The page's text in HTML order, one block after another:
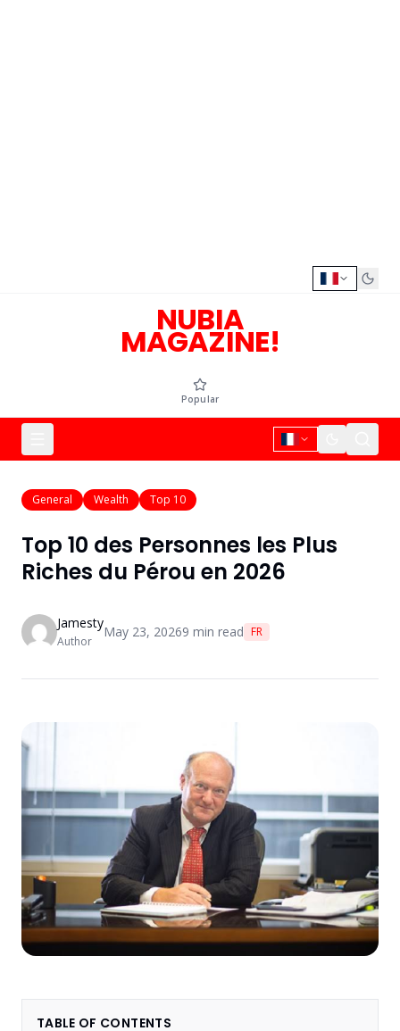
NUBIA
MAGAZINE!
Popular
General Wealth Top 10
Top 10 des Personnes les Plus
Riches du Pérou en 2026
Jamesty
Author
May 23, 20269 min read FR
TABLE OF CONTENTS